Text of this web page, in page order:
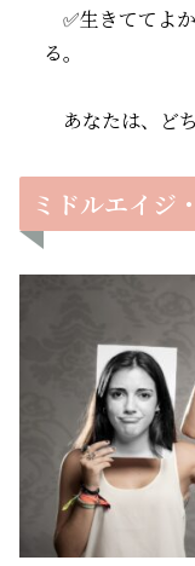
✅生きててよ
る。
あなたは、ど
ミドルエイジ